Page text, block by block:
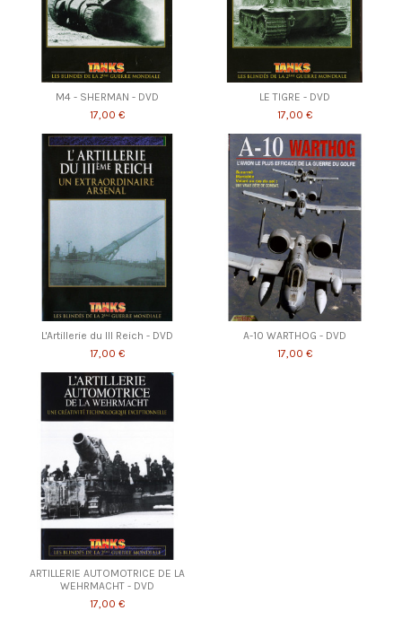
M4 - SHERMAN - DVD
17,00 €
LE TIGRE - DVD
17,00 €
L'Artillerie du III Reich - DVD
17,00 €
A-10 WARTHOG - DVD
17,00 €
ARTILLERIE AUTOMOTRICE DE LA
WEHRMACHT - DVD
17,00 €